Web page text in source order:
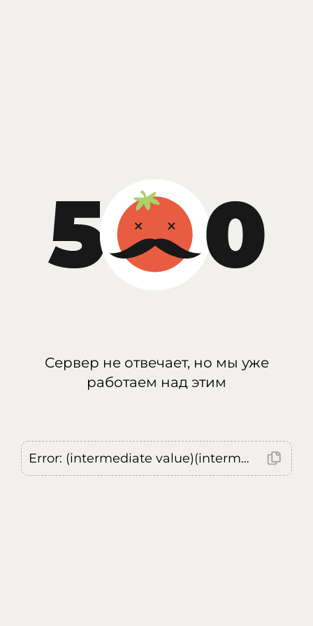
Сервер не отвечает, но мы уже
работаем над этим
Error: (intermediate value)(intermediate value)(intermediate value).replaceAll is not a function